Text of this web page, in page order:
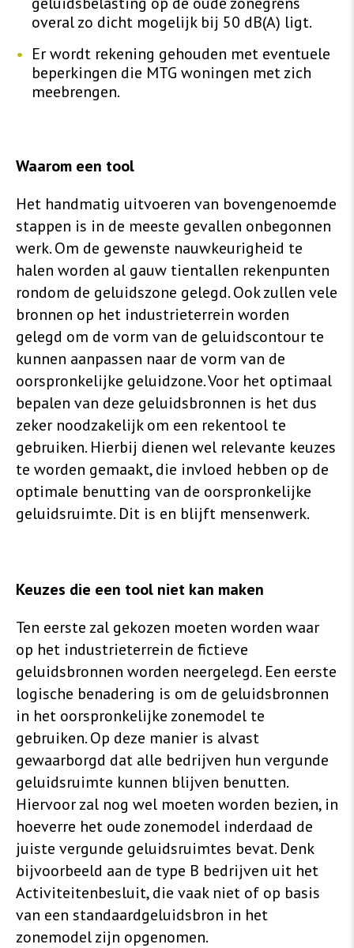
overal zo dicht mogelijk bij 50 dB(A) ligt.
Er wordt rekening gehouden met eventuele
beperkingen die MTG woningen met zich
meebrengen.
Waarom een tool
Het handmatig uitvoeren van bovengenoemde
stappen is in de meeste gevallen onbegonnen
werk. Om de gewenste nauwkeurigheid te
halen worden al gauw tientallen rekenpunten
rondom de geluidszone gelegd. Ook zullen vele
bronnen op het industrieterrein worden
gelegd om de vorm van de geluidscontour te
kunnen aanpassen naar de vorm van de
oorspronkelijke geluidzone. Voor het optimaal
bepalen van deze geluidsbronnen is het dus
zeker noodzakelijk om een rekentool te
gebruiken. Hierbij dienen wel relevante keuzes
te worden gemaakt, die invloed hebben op de
optimale benutting van de oorspronkelijke
geluidsruimte. Dit is en blijft mensenwerk.
Keuzes die een tool niet kan maken
Ten eerste zal gekozen moeten worden waar
op het industrieterrein de fictieve
geluidsbronnen worden neergelegd. Een eerste
logische benadering is om de geluidsbronnen
in het oorspronkelijke zonemodel te
gebruiken. Op deze manier is alvast
gewaarborgd dat alle bedrijven hun vergunde
geluidsruimte kunnen blijven benutten.
Hiervoor zal nog wel moeten worden bezien, in
hoeverre het oude zonemodel inderdaad de
juiste vergunde geluidsruimtes bevat. Denk
bijvoorbeeld aan de type B bedrijven uit het
Activiteitenbesluit, die vaak niet of op basis
van een standaardgeluidsbron in het
zonemodel zijn opgenomen.